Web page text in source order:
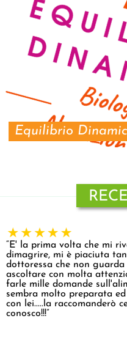
Equilibrio
“E' la prima volta che mi
dimagrire, mi è piaciuta
dottoressa che non
ascoltare con molta
farle mille domande
sembra molto preparata
con lei.....la raccomanderò
conosco!!!”